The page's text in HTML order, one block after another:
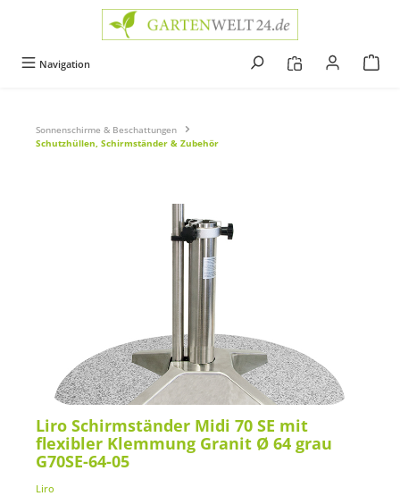
Navigation
Sonnenschirme & Beschattungen
Schutzhüllen, Schirmständer & Zubehör
Liro Schirmständer Midi 70 SE mit
flexibler Klemmung Granit Ø 64 grau
G70SE-64-05
Liro